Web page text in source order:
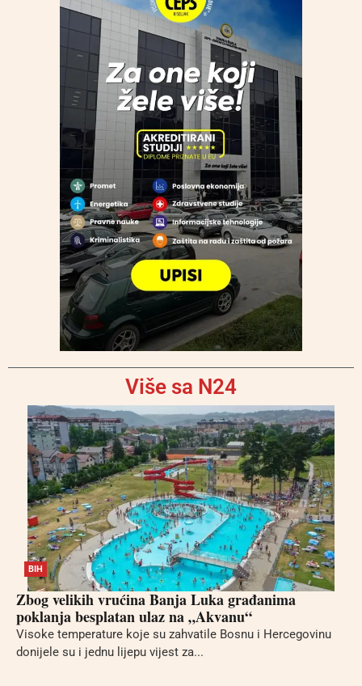
Više sa N24
BIH
Zbog velikih vrućina Banja Luka građanima
poklanja besplatan ulaz na „Akvanu“
Visoke temperature koje su zahvatile Bosnu i Hercegovinu
donijele su i jednu lijepu vijest za...